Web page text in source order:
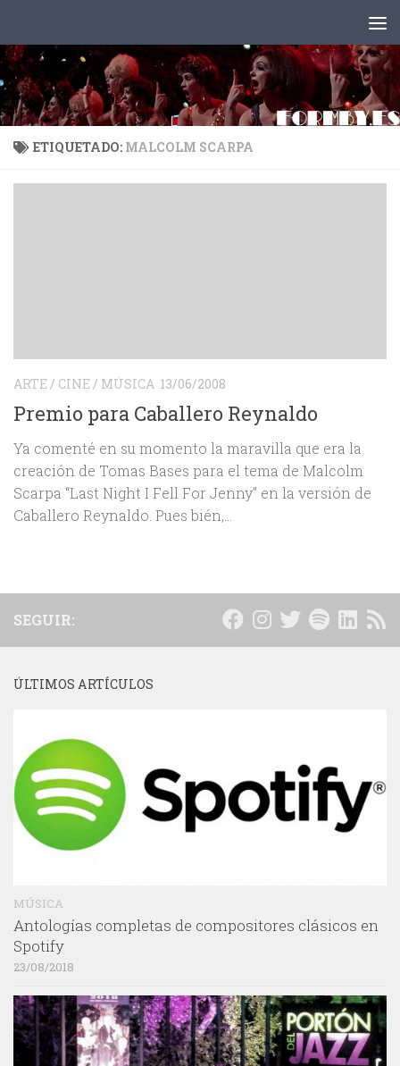
ETIQUETADO: MALCOLM SCARPA
ARTE / CINE / MÚSICA 13/06/2008
Premio para Caballero Reynaldo
Ya comenté en su momento la maravilla que era la
creación de Tomas Bases para el tema de Malcolm
Scarpa “Last Night I Fell For Jenny” en la versión de
Caballero Reynaldo. Pues bién,...
SEGUIR:
ÚLTIMOS ARTÍCULOS
MÚSICA
Antologías completas de compositores clásicos en
Spotify
23/08/2018